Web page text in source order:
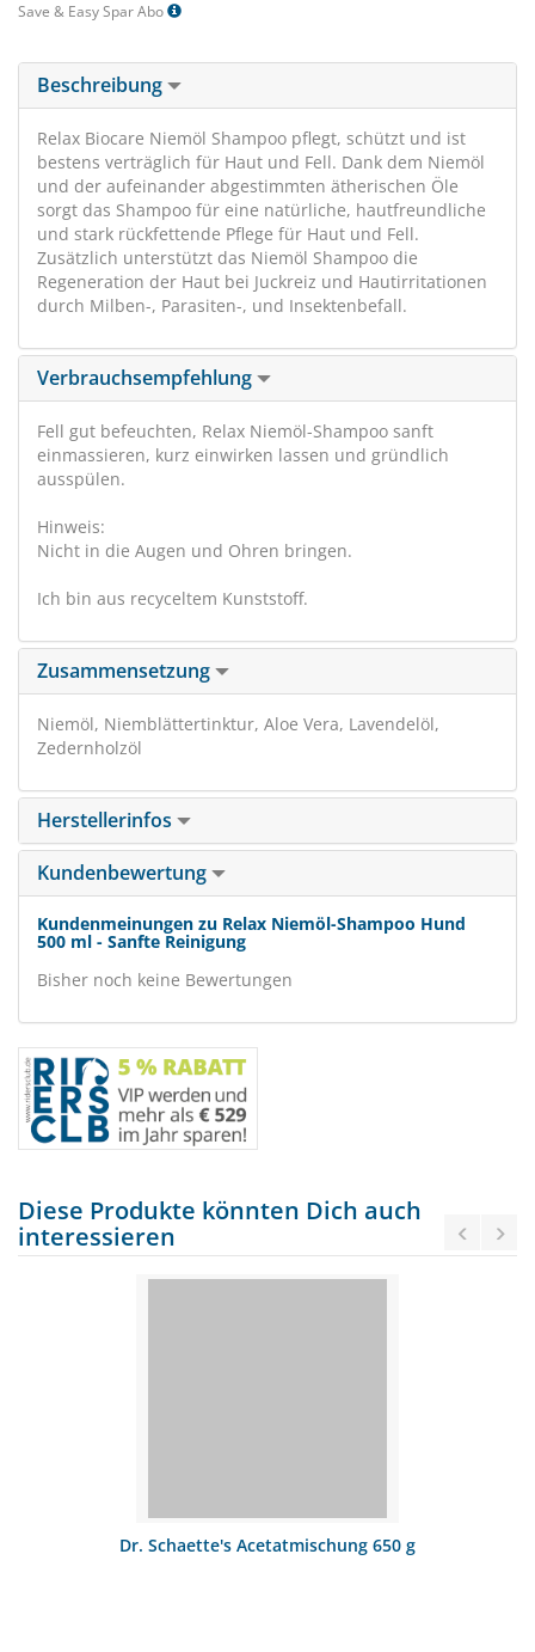
Save & Easy Spar Abo
Beschreibung
Relax Biocare Niemöl Shampoo pflegt, schützt und ist
bestens verträglich für Haut und Fell. Dank dem Niemöl
und der aufeinander abgestimmten ätherischen Öle
sorgt das Shampoo für eine natürliche, hautfreundliche
und stark rückfettende Pflege für Haut und Fell.
Zusätzlich unterstützt das Niemöl Shampoo die
Regeneration der Haut bei Juckreiz und Hautirritationen
durch Milben-, Parasiten-, und Insektenbefall.
Verbrauchsempfehlung
Fell gut befeuchten, Relax Niemöl-Shampoo sanft
einmassieren, kurz einwirken lassen und gründlich
ausspülen.
Hinweis:
Nicht in die Augen und Ohren bringen.
Ich bin aus recyceltem Kunststoff.
Zusammensetzung
Niemöl, Niemblättertinktur, Aloe Vera, Lavendelöl,
Zedernholzöl
Herstellerinfos
Kundenbewertung
Kundenmeinungen zu Relax Niemöl-Shampoo Hund
500 ml - Sanfte Reinigung
Bisher noch keine Bewertungen
Diese Produkte könnten Dich auch
interessieren
Dr. Schaette's Acetatmischung 650 g